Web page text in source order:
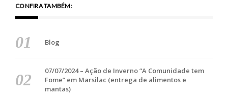
CONFIRA TAMBÉM:
Blog
07/07/2024 – Ação de Inverno “A Comunidade tem
Fome” em Marsilac (entrega de alimentos e
mantas)